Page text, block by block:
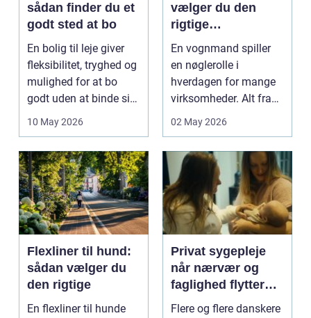
sådan finder du et
godt sted at bo
En bolig til leje giver
fleksibilitet, tryghed og
mulighed for at bo
godt uden at binde sig
ø...
10 May 2026
vælger du den
rigtige
samarbejdspartner
En vognmand spiller
en nøglerolle i
hverdagen for mange
virksomheder. Alt fra
byggematerialer...
02 May 2026
Flexliner til hund:
sådan vælger du
den rigtige
En flexliner til hunde
Privat sygepleje
når nærvær og
faglighed flytter
hjem i stuen
Flere og flere danskere